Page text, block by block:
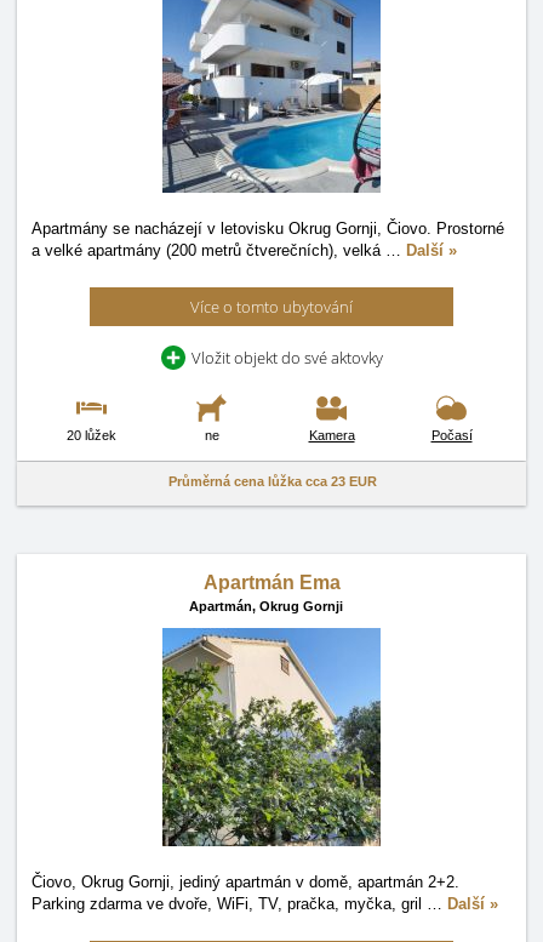
Apartmány se nacházejí v letovisku Okrug Gornji, Čiovo. Prostorné
a velké apartmány (200 metrů čtverečních), velká … Další »
Více o tomto ubytování
Vložit objekt do své aktovky
20 lůžek ne Kamera Počasí
Průměrná cena lůžka cca 23 EUR
Apartmán Ema
Apartmán, Okrug Gornji
Čiovo, Okrug Gornji, jediný apartmán v domě, apartmán 2+2.
Parking zdarma ve dvoře, WiFi, TV, pračka, myčka, gril … Další »